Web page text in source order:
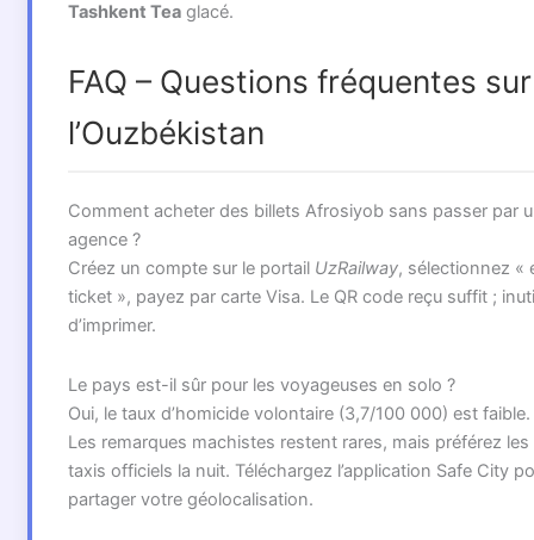
Tashkent Teaglacé.
FAQ – Questions fréquentes sur
l’Ouzbékistan
Comment acheter des billets Afrosiyob sans passer par
agence ?
Créez un compte sur le portail UzRailway, sélectionnez «
ticket », payez par carte Visa. Le QR code reçu suffit ;
d’imprimer.
Le pays est-il sûr pour les voyageuses en solo ?
Oui, le taux d’homicide volontaire (3,7/100 000) est faible.
Les remarques machistes restent rares, mais préférez les
taxis officiels la nuit. Téléchargez l’application Safe City
partager votre géolocalisation.